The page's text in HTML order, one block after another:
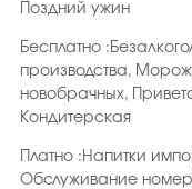
Поздний ужин
Бесплатно
производства,
новобрачных,
Кондитерская
Платно :Напитки
Обслуживание